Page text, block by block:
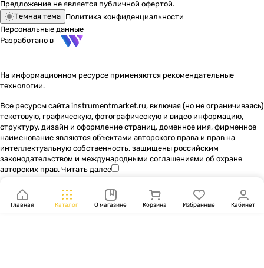
Предложение не является публичной офертой.
Темная тема Политика конфиденциальности
Персональные данные
Разработано в
На информационном ресурсе применяются рекомендательные
технологии.
Все ресурсы сайта instrumentmarket.ru, включая (но не ограничиваясь)
текстовую, графическую, фотографическую и видео информацию,
структуру, дизайн и оформление страниц, доменное имя, фирменное
наименование являются объектами авторского права и прав на
интеллектуальную собственность, защищены российским
законодательством и международными соглашениями об охране
авторских прав. Читать далее
Главная Каталог О магазине Корзина Избранные Кабинет